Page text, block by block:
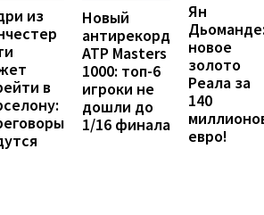
из
в
Новый
антирекорд
ATP Masters
1000: топ-6
игроки не
дошли до
1/16 финала
Ян
новое
золото
Реала за
140
евро!